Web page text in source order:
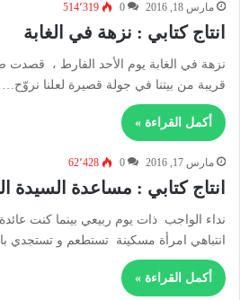
مارس 18, 2016 0 514٬319
انتاج كتابي : نزهة في الغابة
نزهة في الغابة يوم الأحد الفارط ، قصدت
قريبة من بيتنا في جولة قصيرة لعلنا نروّح…
أكمل القراءة »
مارس 17, 2016 0 62٬428
انتاج كتابي : مساعدة السيدة
نداء الواجب ذات يوم ربيعي بينما كنت
انتباهي امرأة مسكينة تستطعم و تستجدي
أكمل القراءة »